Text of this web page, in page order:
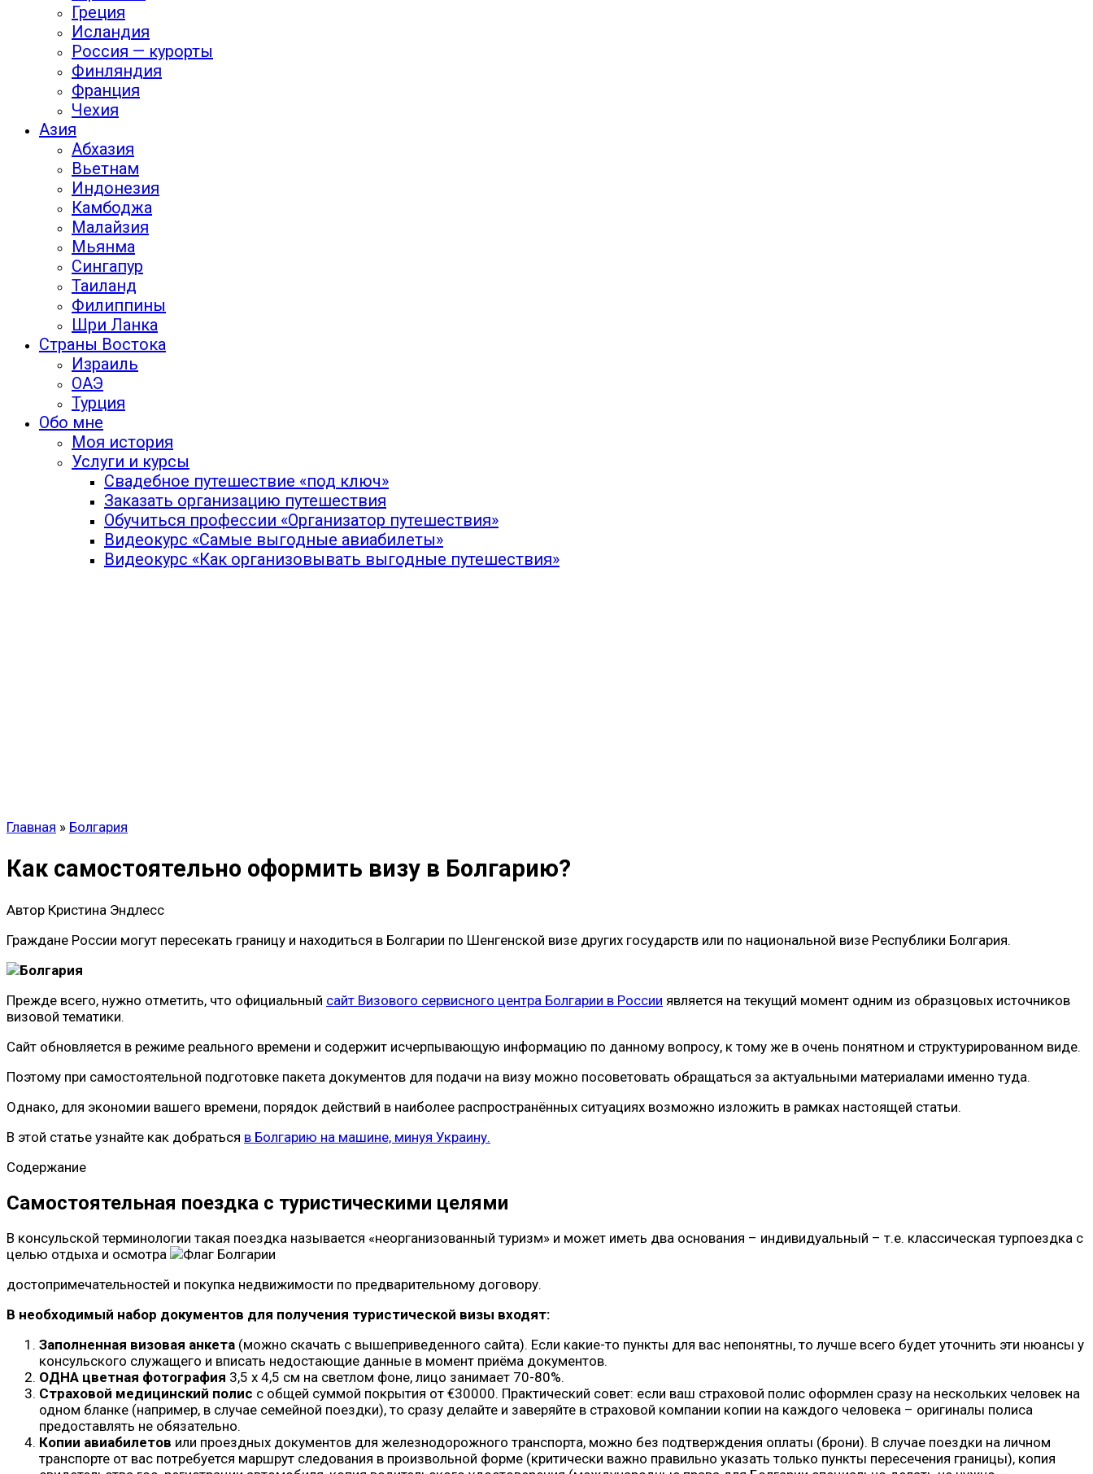
Греция
Исландия
Россия — курорты
Финляндия
Франция
Чехия
Азия
Абхазия
Вьетнам
Индонезия
Камбоджа
Малайзия
Мьянма
Сингапур
Таиланд
Филиппины
Шри Ланка
Страны Востока
Израиль
ОАЭ
Турция
Обо мне
Моя история
Услуги и курсы
Свадебное путешествие «под ключ»
Заказать организацию путешествия
Обучиться профессии «Организатор путешествия»
Видеокурс «Самые выгодные авиабилеты»
Видеокурс «Как организовывать выгодные путешествия»
Главная » Болгария
Как самостоятельно оформить визу в Болгарию?
Автор Кристина Эндлесс
Граждане России могут пересекать границу и находиться в Болгарии по Шенгенской визе других государств или по национальной визе Республики Болгария.
Прежде всего, нужно отметить, что официальный сайт Визового сервисного центра Болгарии в России является на текущий момент одним из образцовых источников
визовой тематики.
Сайт обновляется в режиме реального времени и содержит исчерпывающую информацию по данному вопросу, к тому же в очень понятном и структурированном виде.
Поэтому при самостоятельной подготовке пакета документов для подачи на визу можно посоветовать обращаться за актуальными материалами именно туда.
Однако, для экономии вашего времени, порядок действий в наиболее распространённых ситуациях возможно изложить в рамках настоящей статьи.
В этой статье узнайте как добраться в Болгарию на машине, минуя Украину.
Содержание
Самостоятельная поездка с туристическими целями
В консульской терминологии такая поездка называется «неорганизованный туризм» и может иметь два основания – индивидуальный – т.е. классическая турпоездка с
целью отдыха и осмотра
достопримечательностей и покупка недвижимости по предварительному договору.
В необходимый набор документов для получения туристической визы входят:
Заполненная визовая анкета (можно скачать с вышеприведенного сайта). Если какие-то пункты для вас непонятны, то лучше всего будет уточнить эти нюансы у
консульского служащего и вписать недостающие данные в момент приёма документов.
ОДНА цветная фотография 3,5 x 4,5 см на светлом фоне, лицо занимает 70-80%.
Страховой медицинский полис с общей суммой покрытия от €30000. Практический совет: если ваш страховой полис оформлен сразу на нескольких человек на
одном бланке (например, в случае семейной поездки), то сразу делайте и заверяйте в страховой компании копии на каждого человека – оригиналы полиса
предоставлять не обязательно.
Копии авиабилетов или проездных документов для железнодорожного транспорта, можно без подтверждения оплаты (брони). В случае поездки на личном
транспорте от вас потребуется маршрут следования в произвольной форме (критически важно правильно указать только пункты пересечения границы), копия